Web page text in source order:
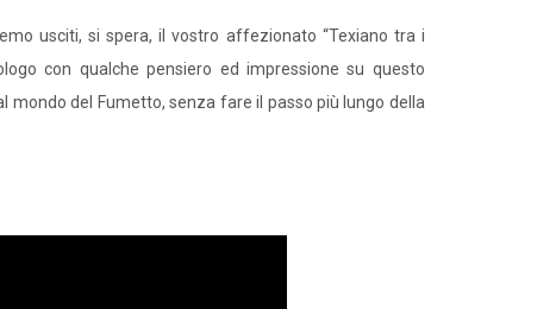
usciti, si spera, il vostro affezionato “Texiano tra i
con qualche pensiero ed impressione su questo
mondo del Fumetto, senza fare il passo più lungo della